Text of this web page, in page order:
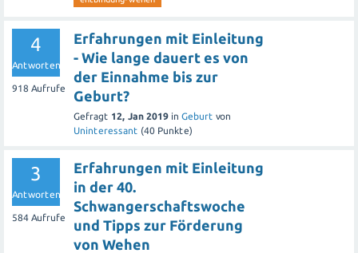
4
Antworten
918 Aufrufe
Erfahrungen mit Einleitung
- Wie lange dauert es von
der Einnahme bis zur
Geburt?
Gefragt 12, Jan 2019 in Geburt von
Uninteressant (40 Punkte)
3
Antworten
584 Aufrufe
Erfahrungen mit Einleitung
in der 40.
Schwangerschaftswoche
und Tipps zur Förderung
von Wehen